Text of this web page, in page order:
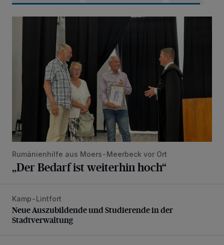
„Der Bedarf ist weiterhin hoch“
Rumänienhilfe aus Moers-Meerbeck vor Ort
„Der Bedarf ist weiterhin hoch“
Neue Auszubildende und Studierende in der
Kamp-Lintfort
Neue Auszubildende und Studierende in der
Stadtverwaltung